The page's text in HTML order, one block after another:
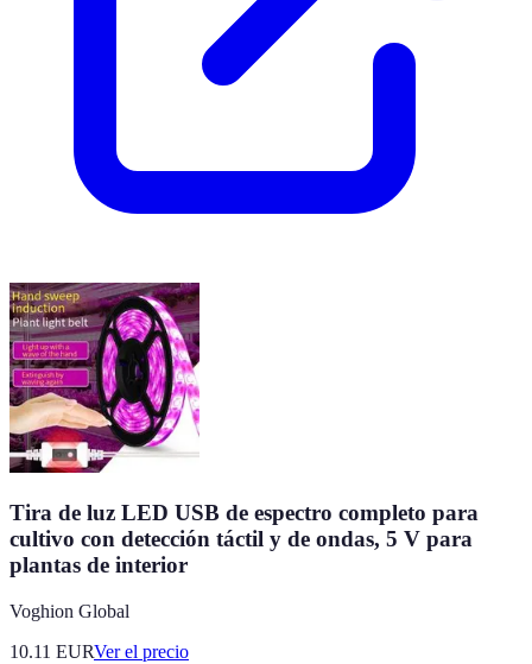
Tira de luz LED USB de espectro completo para
cultivo con detección táctil y de ondas, 5 V para
plantas de interior
Voghion Global
10.11 EURVer el precio